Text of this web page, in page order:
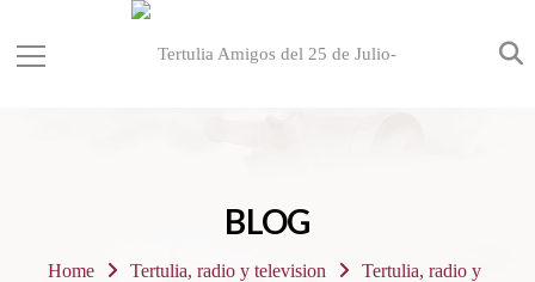
BLOG
Home Tertulia, radio y television
Tertulia, radio y